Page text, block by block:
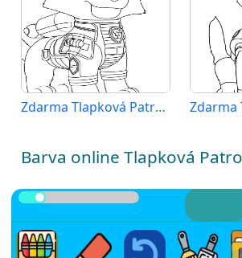
Zdarma Tlapková Patrola k Tisku pro Děti
Barva online Tlapková